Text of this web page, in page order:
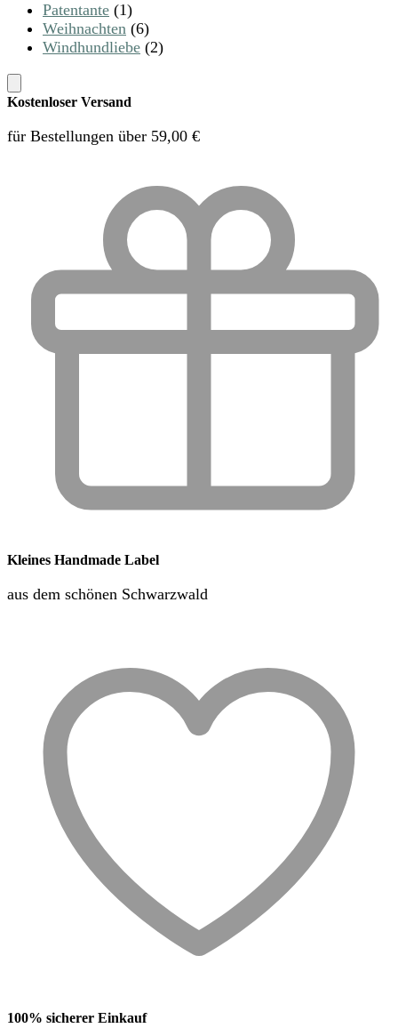
Patentante (1)
Weihnachten (6)
Windhundliebe (2)
Kostenloser Versand
für Bestellungen über 59,00 €
Kleines Handmade Label
aus dem schönen Schwarzwald
100% sicherer Einkauf